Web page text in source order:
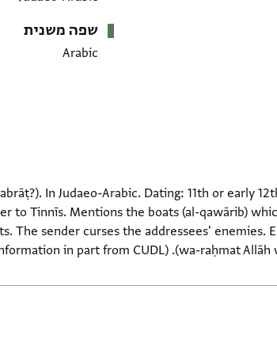
שפה משנית
Arabic
In Judaeo-Arabic. Dating: 11th or early
to Tinnīs. Mentions the boats (al-qawārib)